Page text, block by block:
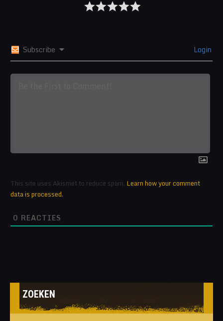
Subscribe Login
This site uses Akismet to reduce spam. Learn how your comment
data is processed.
0 REACTIES
ZOEKEN